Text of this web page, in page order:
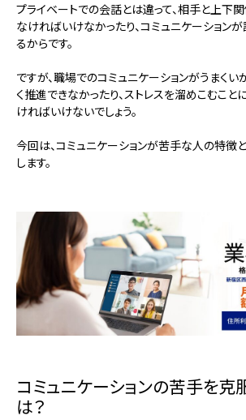
プライベートでの会話とは違って、相手と上下
なければいけなかったり、コミュニケーション
るからです。
ですが、職場でのコミュニケーションがうまくい
く推進できなかったり、ストレスを溜めこむこと
ければいけないでしょう。
今回は、コミュニケーションが苦手な人の特徴
します。
コミュニケーションの苦手を克
は？